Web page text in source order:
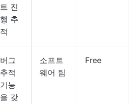
트 진
행 추
적
버그
추적
기능
을 갖
소프트
웨어 팀
Free